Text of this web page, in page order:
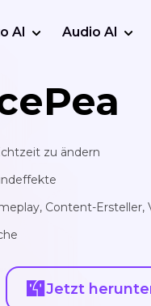
AI Audio AI
zu ändern
Content-
Jetzt